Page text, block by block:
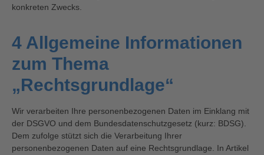
konkreten Zwecks.
4 Allgemeine Informationen
zum Thema
„Rechtsgrundlage“
Wir verarbeiten Ihre personenbezogenen Daten im Einklang mit
der DSGVO und dem Bundesdatenschutzgesetz (kurz: BDSG).
Dem zufolge stützt sich die Verarbeitung Ihrer
personenbezogenen Daten auf eine Rechtsgrundlage. In Artikel